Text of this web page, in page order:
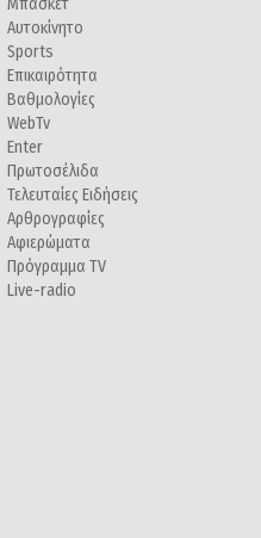
Μπάσκετ
Αυτοκίνητο
Sports
Επικαιρότητα
Βαθμολογίες
WebTv
Enter
Πρωτοσέλιδα
Τελευταίες Ειδήσεις
Αρθρογραφίες
Αφιερώματα
Πρόγραμμα TV
Live-radio